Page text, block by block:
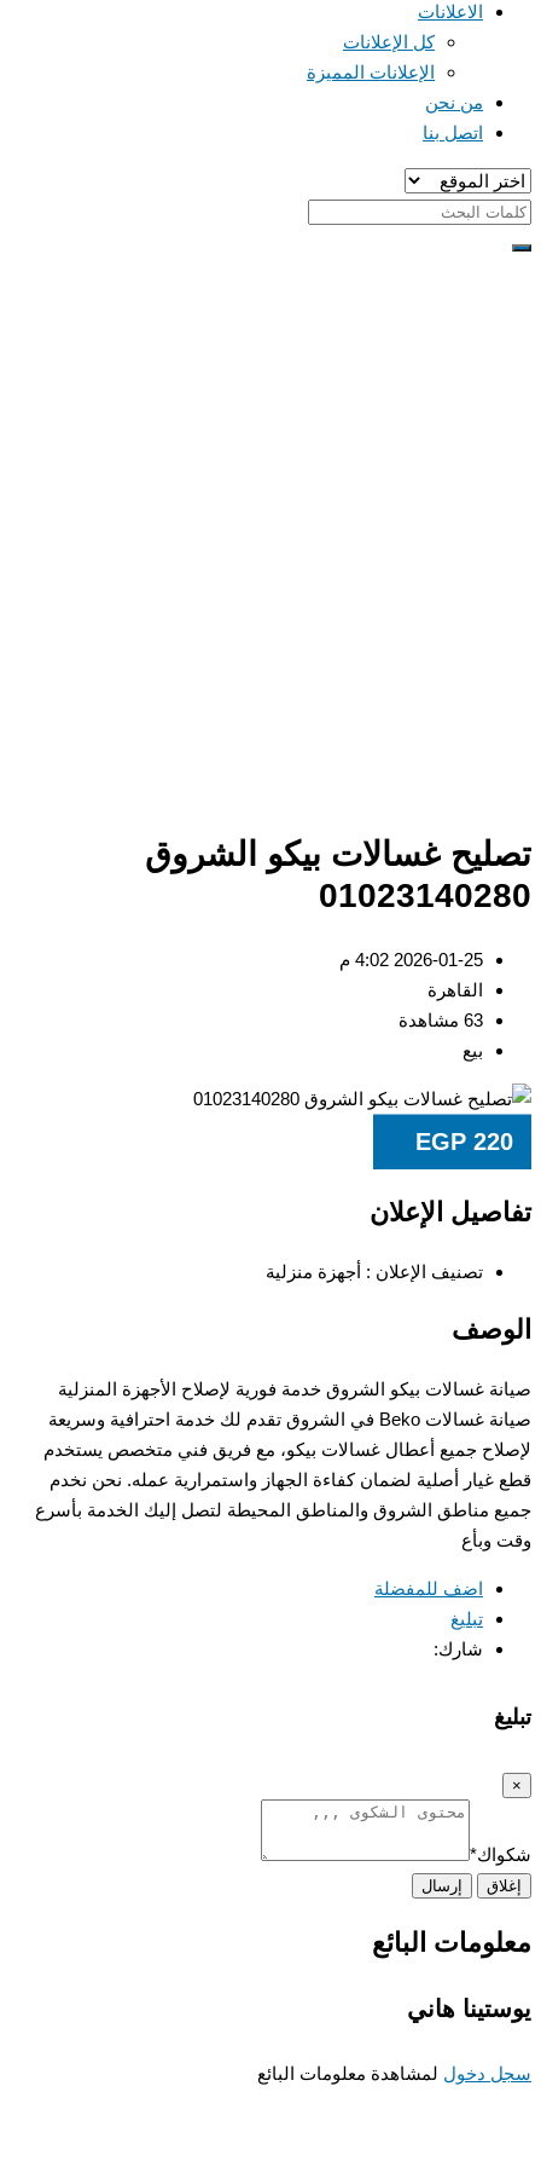
الاعلانات
كل الإعلانات
الإعلانات المميزة
من نحن
اتصل بنا
غسالات بيكو الشروق
2026-01-25 4:02 م
القاهرة
بيع
EGP
الإعلان
تصنيف الإعلان :أجهزة منزلية
غسالات بيكو الشروق خدمة فورية لإصلاح الأجهزة المنزلية
صيانة غسالات Beko في الشروق تقدم لك خدمة احترافية وسريعة
جميع أعطال غسالات بيكو، مع فريق فني متخصص يستخدم
أصلية لضمان كفاءة الجهاز واستمرارية عمله. نحن نخدم
مناطق الشروق والمناطق المحيطة لتصل إليك الخدمة بأسرع
اضف للمفضلة
تبليغ
شارك:
*
إرسال
البائع
هاني
دخوللمشاهدة معلومات البائع